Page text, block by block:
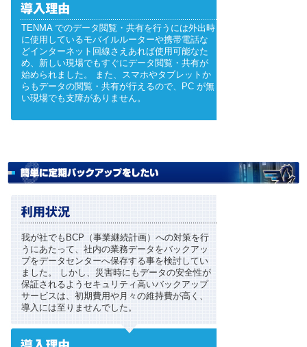
TENMA でのデータ閲覧・共有を行うには外出時
に使用しているモバイルルーターや携帯電話な
どインターネット回線さえあれば使用可能なた
め、新しい現場でもすぐにデータ閲覧・共有が
始められました。 また、スマホやタブレットか
らもデータの閲覧・共有が行えるので、PC が無
い現場でも支障がありません。
我が社でもBCP（事業継続計画）への対策を行
うにあたって、社内の業務データをバックアッ
プをデータセンターへ保存する事を検討してい
ました。 しかし、災害時にもデータの安全性が
保証されるようセキュリティ高いバックアップ
サービスは、初期費用や月々の維持費が高く、
導入には至りませんでした。